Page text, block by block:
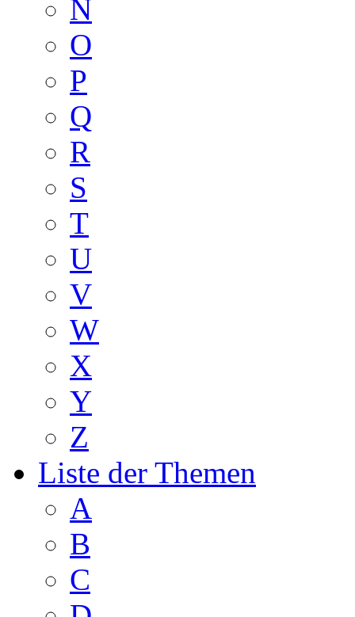
N
O
P
Q
R
S
T
U
V
W
X
Y
Z
Liste der Themen
A
B
C